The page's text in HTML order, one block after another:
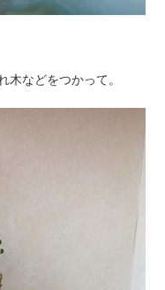
木などをつかって。